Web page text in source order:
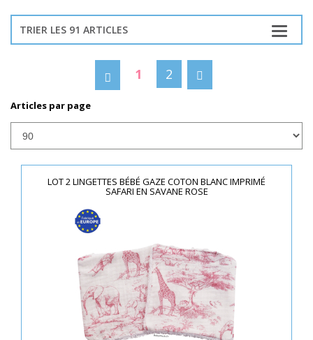
TRIER LES 91 ARTICLES
1 2
Articles par page
LOT 2 LINGETTES BÉBÉ GAZE COTON BLANC IMPRIMÉ
SAFARI EN SAVANE ROSE